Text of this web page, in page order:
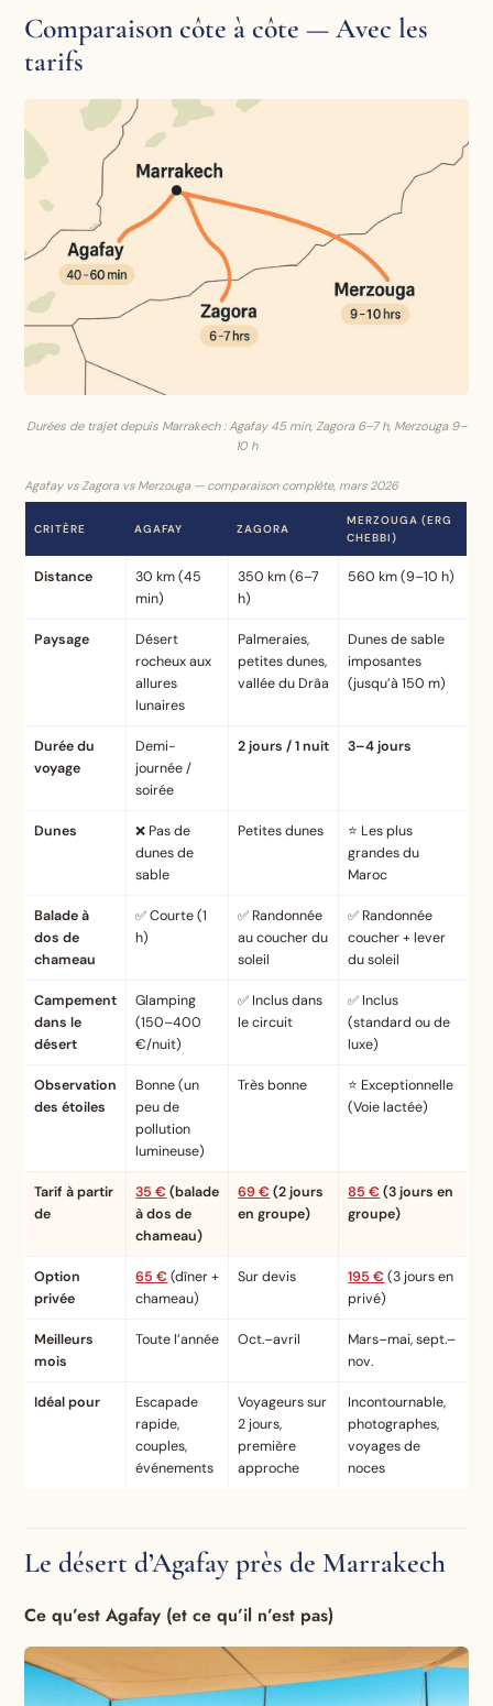
Comparaison côte à côte — Avec les
tarifs
Durées de trajet depuis Marrakech : Agafay 45 min, Zagora 6–7 h, Merzouga 9–
10 h
Agafay vs Zagora vs Merzouga — comparaison complète, mars 2026
CRITÈRE AGAFAY ZAGORA
MERZOUGA (ERG
CHEBBI)
Distance
30 km (45
min)
350 km (6–7
h)
560 km (9–10 h)
Paysage
Désert
rocheux aux
allures
lunaires
Palmeraies,
petites dunes,
vallée du Drâa
Dunes de sable
imposantes
(jusqu’à 150 m)
Durée du
voyage
Demi-
journée /
soirée
2 jours / 1 nuit 3–4 jours
Dunes
❌ Pas de
dunes de
sable
Petites dunes
⭐ Les plus
grandes du
Maroc
Balade à
dos de
chameau
✅ Courte (1
h)
✅ Randonnée
au coucher du
soleil
✅ Randonnée
coucher + lever
du soleil
Campement
dans le
désert
Glamping
(150–400
€/nuit)
✅ Inclus dans
le circuit
✅ Inclus
(standard ou de
luxe)
Observation
des étoiles
Bonne (un
peu de
pollution
lumineuse)
Très bonne
⭐ Exceptionnelle
(Voie lactée)
Tarif à partir
de
35 € (balade
à dos de
chameau)
69 € (2 jours
en groupe)
85 € (3 jours en
groupe)
Option
privée
65 € (dîner +
chameau)
Sur devis 195 € (3 jours en
privé)
Meilleurs
mois
Toute l’année Oct.–avril
Mars–mai, sept.–
nov.
Idéal pour
Escapade
rapide,
couples,
événements
Voyageurs sur
2 jours,
première
approche
Incontournable,
photographes,
voyages de
noces
Le désert d’Agafay près de Marrakech
Ce qu’est Agafay (et ce qu’il n’est pas)